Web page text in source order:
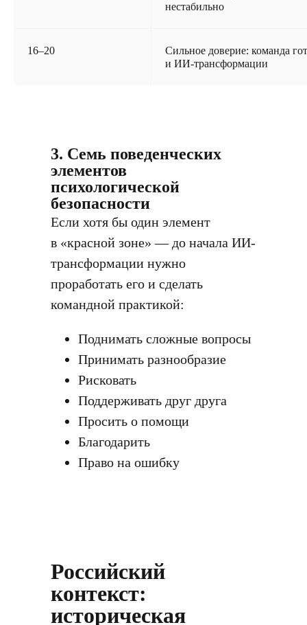
нестабильно
16–20
Сильное доверие: команда
и ИИ-трансформации
3. Семь поведенческих
элементов
психологической
безопасности
Если хотя бы один элемент
в «красной зоне» — до начала ИИ-
трансформации нужно
проработать его и сделать
командной практикой:
Поднимать сложные вопросы
Принимать разнообразие
Рисковать
Поддерживать друг друга
Просить о помощи
Благодарить
Право на ошибку
Российский
контекст:
историческая